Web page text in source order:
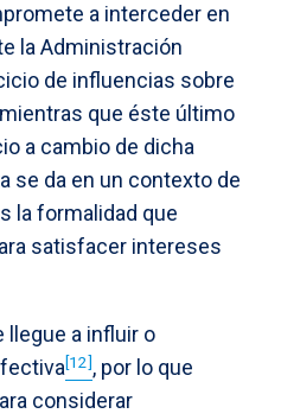
a interceder en
la Administración
de influencias sobre
que éste último
a cambio de dicha
se da en un contexto de
la formalidad que
satisfacer intereses
llegue a influir o
[12], por lo que
considerar